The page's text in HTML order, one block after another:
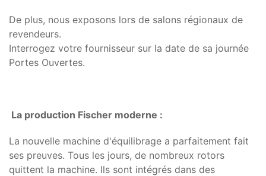
De plus, nous exposons lors de salons régionaux de
revendeurs.
Interrogez votre fournisseur sur la date de sa journée
Portes Ouvertes.
La production Fischer moderne :
La nouvelle machine d'équilibrage a parfaitement fait
ses preuves. Tous les jours, de nombreux rotors
quittent la machine. Ils sont intégrés dans des